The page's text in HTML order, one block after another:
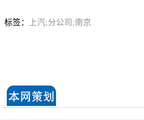
标签：
上汽;分公司;南京